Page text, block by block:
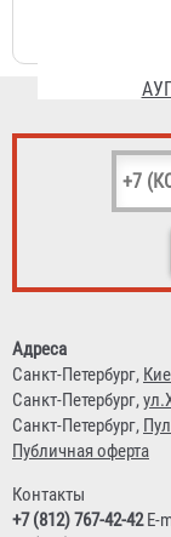
Адреса
Санкт-Петербург,
Санкт-Петербург,
Санкт-Петербург,
Публичная оферта
Контакты
+7 (812) 767-42-42E-